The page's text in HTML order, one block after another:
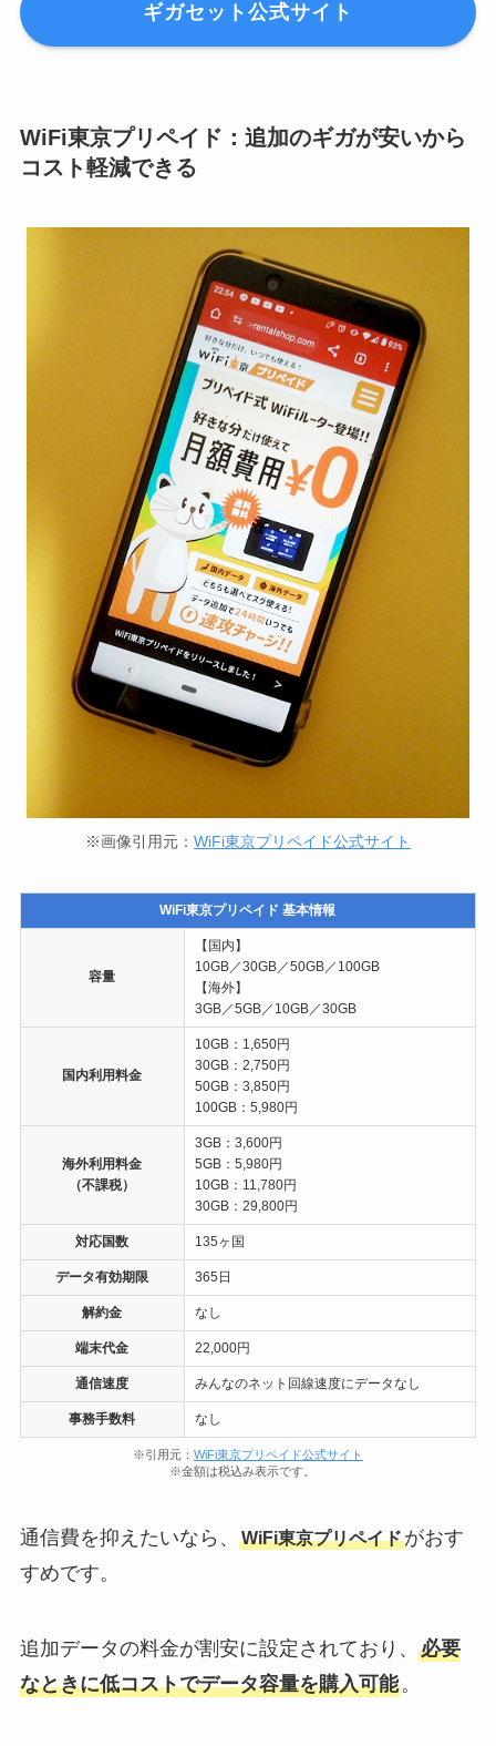
ギガセット公式サイト
WiFi東京プリペイド：追加のギガが安いから
コスト軽減できる
※画像引用元： WiFi東京プリペイド公式サイト
WiFi東京プリペイド 基本情報
容量
【国内】
10GB／30GB／50GB／100GB
【海外】
3GB／5GB／10GB／30GB
国内利用料金
10GB：1,650円
30GB：2,750円
50GB：3,850円
100GB：5,980円
海外利用料金
（不課税）
3GB：3,600円
5GB：5,980円
10GB：11,780円
30GB：29,800円
対応国数 135ヶ国
データ有効期限 365日
解約金 なし
端末代金 22,000円
通信速度 みんなのネット回線速度にデータなし
事務手数料 なし
※引用元： WiFi東京プリペイド公式サイト
※金額は税込み表示です。
通信費を抑えたいなら、 WiFi東京プリペイドがおす
すめです。
追加データの料金が割安に設定されており、 必要
なときに低コストでデータ容量を購入可能。